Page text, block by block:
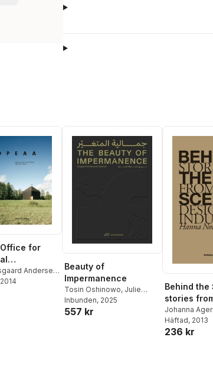
Office for
Andersen ,
,Juulia Kauste
Beauty of
Impermanence
Tosin Oshinowo, Julie
Cirelli
Inbunden, 2025
557 kr
Behind the
stories
design
Johanna
Anna Bates,
Marcus Fairs
Häftad, 2013
236 kr